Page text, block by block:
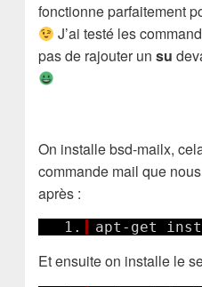
fonctionne parfaitement
J’ai testé les
pas de rajouter un su
On installe bsd-mailx,
commande mail que
après :
1. apt-get
Et ensuite on installe le